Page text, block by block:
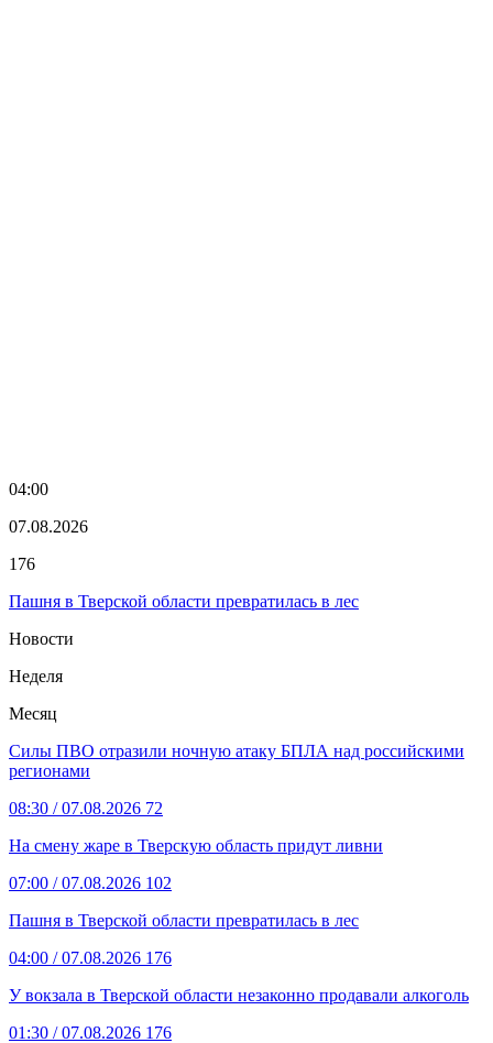
04:00
07.08.2026
176
Пашня в Тверской области превратилась в лес
Новости
Неделя
Месяц
Силы ПВО отразили ночную атаку БПЛА над российскими
регионами
08:30 / 07.08.2026 72
На смену жаре в Тверскую область придут ливни
07:00 / 07.08.2026 102
Пашня в Тверской области превратилась в лес
04:00 / 07.08.2026 176
У вокзала в Тверской области незаконно продавали алкоголь
01:30 / 07.08.2026 176